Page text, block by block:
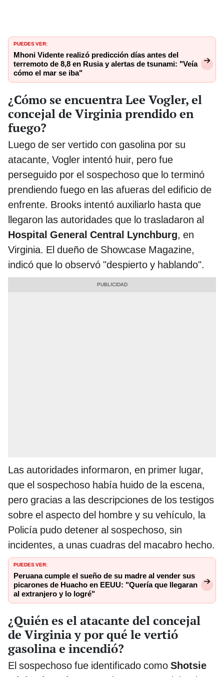
PUEDES VER:
Mhoni Vidente realizó predicción días antes del
terremoto de 8,8 en Rusia y alertas de tsunami: "Veía
cómo el mar se iba"
¿Cómo se encuentra Lee Vogler, el
concejal de Virginia prendido en
fuego?
Luego de ser vertido con gasolina por su
atacante, Vogler intentó huir, pero fue
perseguido por el sospechoso que lo terminó
prendiendo fuego en las afueras del edificio de
enfrente. Brooks intentó auxiliarlo hasta que
llegaron las autoridades que lo trasladaron al
Hospital General Central Lynchburg, en
Virginia. El dueño de Showcase Magazine,
indicó que lo observó "despierto y hablando".
Las autoridades informaron, en primer lugar,
que el sospechoso había huido de la escena,
pero gracias a las descripciones de los testigos
sobre el aspecto del hombre y su vehículo, la
Policía pudo detener al sospechoso, sin
incidentes, a unas cuadras del macabro hecho.
PUEDES VER:
Peruana cumple el sueño de su madre al vender sus
picarones de Huacho en EEUU: "Quería que llegaran
al extranjero y lo logré"
¿Quién es el atacante del concejal
de Virginia y por qué le vertió
gasolina e incendió?
El sospechoso fue identificado como Shotsie